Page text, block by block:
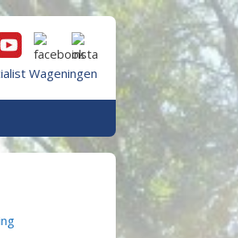
Wageningen